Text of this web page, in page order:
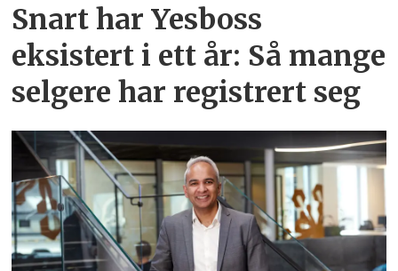
Snart har Yesboss
eksistert i ett år: Så mange
selgere har registrert seg